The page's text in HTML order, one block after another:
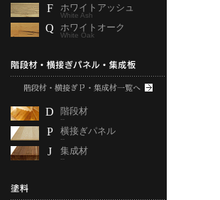
F ホワイトアッシュ
White Ash
Q ホワイトオーク
White Oak
D 階段材
--
P 横接ぎパネル
--
J 集成材
--